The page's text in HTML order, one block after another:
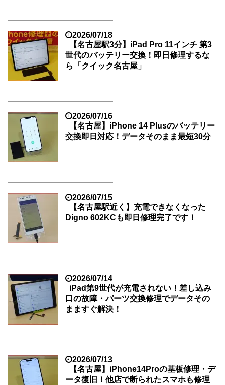
2026/07/18
【名古屋駅3分】iPad Pro 11インチ 第3
世代のバッテリー交換！即日修理するな
ら「クイック名古屋」
2026/07/16
【名古屋】iPhone 14 Plusのバッテリー
交換即日対応！データそのまま最短30分
2026/07/15
【名古屋駅近く】充電できなくなった
Digno 602KCも即日修理完了です！
2026/07/14
iPad第9世代が充電されない！差し込み
口の故障・パーツ交換修理でデータその
まますぐ解決！
2026/07/13
【名古屋】iPhone14Proの基板修理・デ
ータ復旧！他店で断られたスマホも修理